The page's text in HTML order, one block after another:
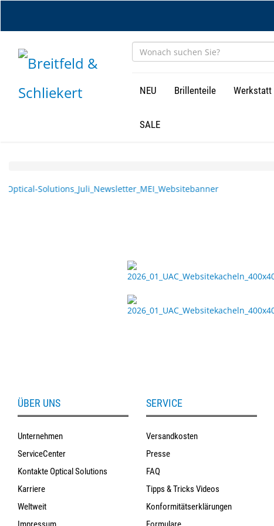
NEU Brillenteile Werkstatt
SALE
Home
ÜBER UNS
Unternehmen
ServiceCenter
Kontakte Optical Solutions
Karriere
Weltweit
SERVICE
Versandkosten
Presse
FAQ
Tipps & Tricks Videos
Konformitätserklärungen